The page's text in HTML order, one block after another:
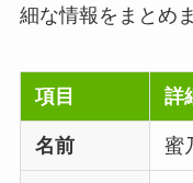
細な情報をまとめ
項目 詳
名前 蜜